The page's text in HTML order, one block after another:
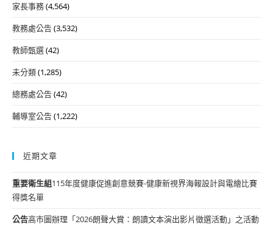
家長事務(4,564)
教務處公告(3,532)
教師甄選(42)
未分類(1,285)
總務處公告(42)
輔導室公告(1,222)
近期文章
重要衛生組115年度健康促進創意競賽-健康新視界海報設計與電繪比賽
得獎名單
公告高市圖辦理「2026朗聲大賞：朗讀文本演出影片徵選活動」之活動